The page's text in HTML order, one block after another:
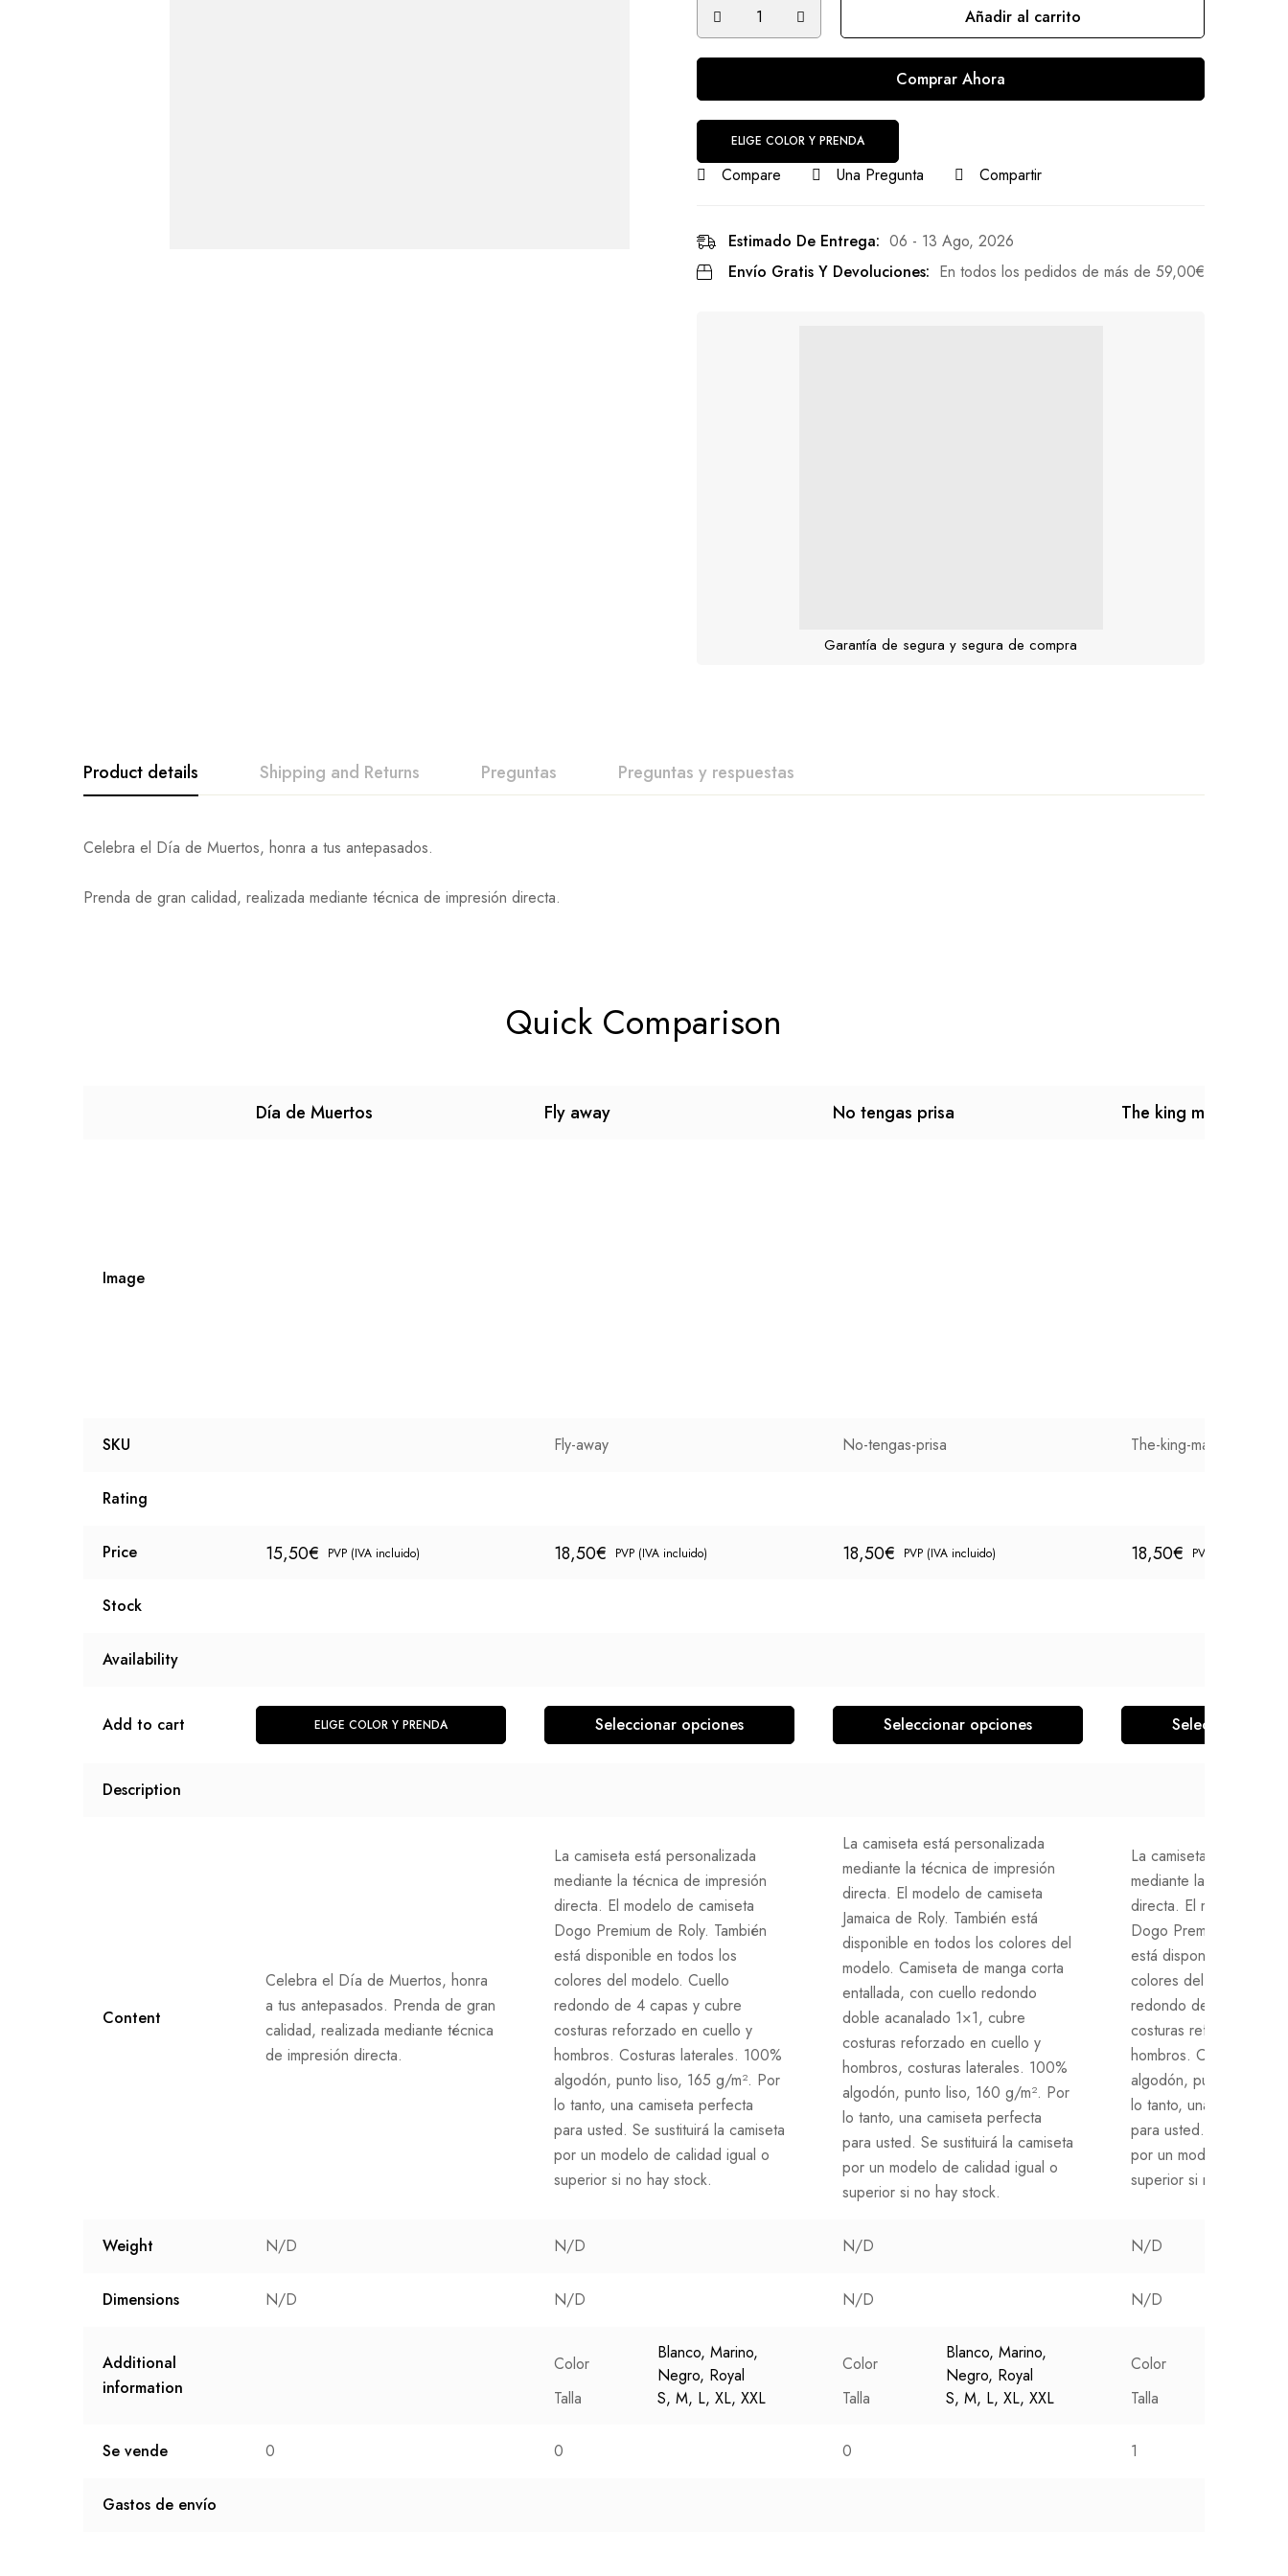
Añadir al carrito
Comprar Ahora
ELIGE COLOR Y PRENDA
Compare Una Pregunta Compartir
Estimado De Entrega: 06 - 13 Ago, 2026
Envío Gratis Y Devoluciones: En todos los pedidos de más de 59,00€
Garantía de segura y segura de compra
Product details Shipping and Returns Preguntas Preguntas y respuestas
Celebra el Día de Muertos, honra a tus antepasados.
Prenda de gran calidad, realizada mediante técnica de impresión directa.
Quick Comparison
Día de Muertos Fly away No tengas prisa The king mario
Image
SKU Fly-away No-tengas-prisa The-king-mario
Rating
Price 15,50€ PVP (IVA incluido) 18,50€ PVP (IVA incluido) 18,50€ PVP (IVA incluido) 18,50€ PVP (IVA incluido)
Stock
Availability
Add to cart ELIGE COLOR Y PRENDA Seleccionar opciones Seleccionar opciones Seleccionar
Description
Content
Celebra el Día de Muertos, honra
a tus antepasados. Prenda de gran
calidad, realizada mediante técnica
de impresión directa.
La camiseta está personalizada
mediante la técnica de impresión
directa. El modelo de camiseta
Dogo Premium de Roly. También
está disponible en todos los
colores del modelo. Cuello
redondo de 4 capas y cubre
costuras reforzado en cuello y
hombros. Costuras laterales. 100%
algodón, punto liso, 165 g/m². Por
lo tanto, una camiseta perfecta
para usted. Se sustituirá la camiseta
por un modelo de calidad igual o
superior si no hay stock.
La camiseta está personalizada
mediante la técnica de impresión
directa. El modelo de camiseta
Jamaica de Roly. También está
disponible en todos los colores del
modelo. Camiseta de manga corta
entallada, con cuello redondo
doble acanalado 1×1, cubre
costuras reforzado en cuello y
hombros, costuras laterales. 100%
algodón, punto liso, 160 g/m². Por
lo tanto, una camiseta perfecta
para usted. Se sustituirá la camiseta
por un modelo de calidad igual o
superior si no hay stock.
La camiseta está
mediante la técnica de
directa. El modelo de
Dogo Premium de
está disponible en
colores del modelo.
redondo de 4 capas y
costuras reforzado en
hombros. Costuras
algodón, punto liso,
lo tanto, una camiseta
para usted. Se
por un modelo de
superior si no hay stock.
Weight N/D N/D N/D N/D
Dimensions N/D N/D N/D N/D
Additional
information
Color
Blanco, Marino,
Negro, Royal
Talla
S, M, L, XL, XXL
Color
Blanco, Marino,
Negro, Royal
Talla
S, M, L, XL, XXL
Color
Talla
Se vende 0 0 0 1
Gastos de envío